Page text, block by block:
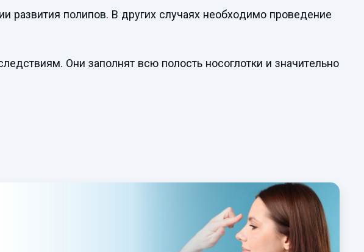
развития полипов. В других случаях необходимо проведение
Они заполнят всю полость носоглотки и значительно